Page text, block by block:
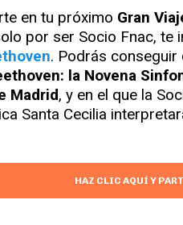
en tu próximo Gran
por ser Socio Fnac,
. Podrás
la Novena
Madrid, y en el que la
Santa Cecilia
HAZ CLIC AQUÍ Y